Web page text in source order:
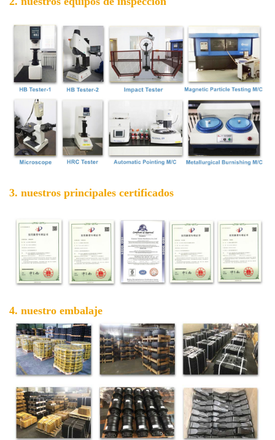
3. nuestros principales certificados
4. nuestro embalaje